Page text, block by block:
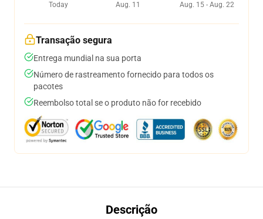
Today
Aug. 11
Aug. 15 - Aug. 22
Transação segura
Entrega mundial na sua porta
Número de rastreamento fornecido para todos os
pacotes
Reembolso total se o produto não for recebido
Descrição